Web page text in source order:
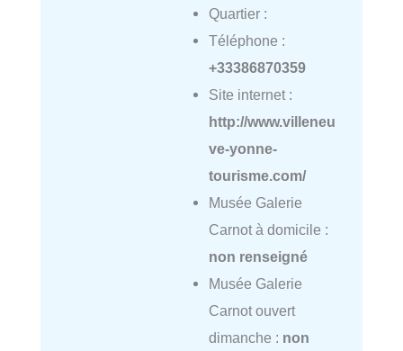
Quartier :
Téléphone :
+33386870359
Site internet :
http://www.villeneu
ve-yonne-
tourisme.com/
Musée Galerie
Carnot à domicile :
non renseigné
Musée Galerie
Carnot ouvert
dimanche : non